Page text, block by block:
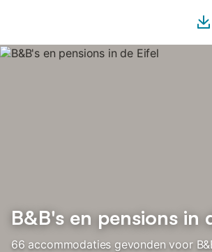
B&B's en pensions in
66 accommodaties gevonden voor